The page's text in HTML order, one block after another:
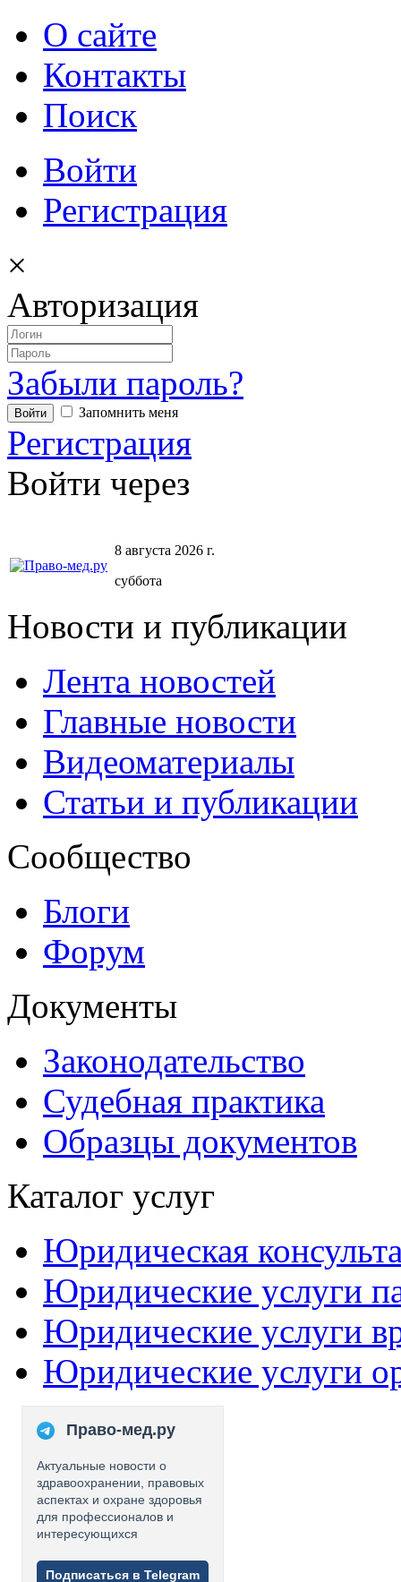
О сайте
Контакты
Поиск
Войти
Регистрация
×
Авторизация
Забыли пароль?
Запомнить меня
Регистрация
Войти через
8 августа 2026 г.
суббота
Новости и публикации
Лента новостей
Главные новости
Видеоматериалы
Статьи и публикации
Сообщество
Блоги
Форум
Документы
Законодательство
Судебная практика
Образцы документов
Каталог услуг
Юридическая
Юридические услуги
Юридические услуги
Юридические услуги
Право-мед.ру
Актуальные новости о
здравоохранении, правовых
аспектах и охране здоровья
для профессионалов и
интересующихся
Подписаться в Telegram